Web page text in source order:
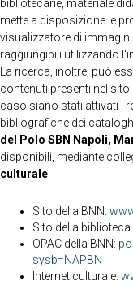
bibliotecarie, materiale
mette a disposizione le
visualizzatore di
raggiungibili utilizzando
La ricerca, inoltre, può
contenuti presenti nel sito
caso siano stati attivati i
bibliografiche dei
del Polo SBN Napoli,
disponibili, mediante
culturale
Sito della BNN:
Sito della biblioteca
OPAC della BNN:
sysb=NAPBN
Internet culturale: